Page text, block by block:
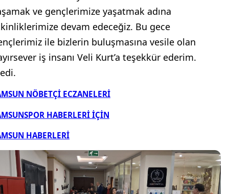
ve gençlerimize yaşatmak adına
devam edeceğiz. Bu gece
ile bizlerin buluşmasına vesile olan
iş insanı Veli Kurt’a teşekkür ederim.
NÖBETÇİ ECZANELERİ
HABERLERİ İÇİN
HABERLERİ